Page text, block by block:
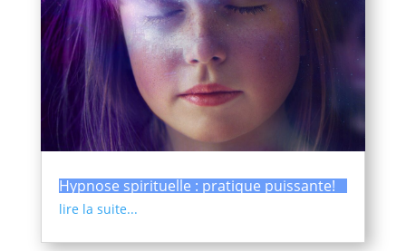
Hypnose spirituelle : pratique puissante!
lire la suite...